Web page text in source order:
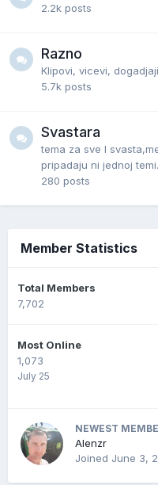
2.2k posts
Razno
Klipovi, vicevi,
5.7k posts
Svastara
tema za sve I
pripadaju ni jednoj temi.
280 posts
Member Statistics
Total Members
7,702
Most Online
1,073
July 25
NEWEST
Alenzr
Joined June 3,